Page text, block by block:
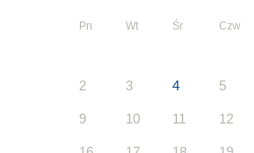
Pn Wt Śr Czw
2 3 4 5
9 10 11 12